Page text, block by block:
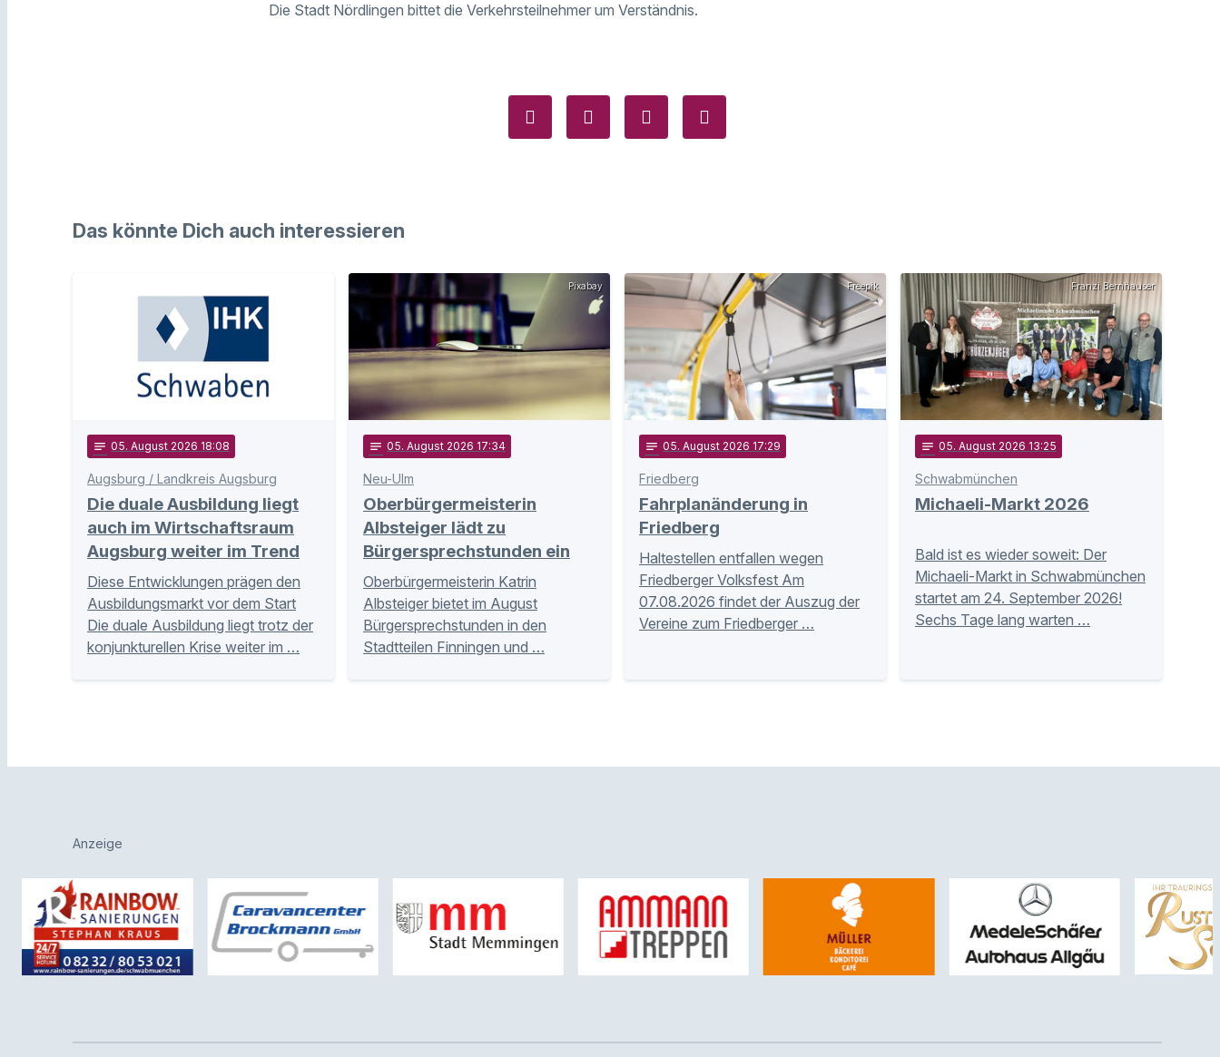
Die Stadt Nördlingen bittet die Verkehrsteilnehmer um Verständnis.
Das könnte Dich auch interessieren
notes 05. August 2026 18:08
Augsburg / Landkreis Augsburg
Die duale Ausbildung liegt
auch im Wirtschaftsraum
Augsburg weiter im Trend
Diese Entwicklungen prägen den
Ausbildungsmarkt vor dem Start
Die duale Ausbildung liegt trotz der
konjunkturellen Krise weiter im …
Pixabay
notes 05. August 2026 17:34
Neu-Ulm
Oberbürgermeisterin
Albsteiger lädt zu
Bürgersprechstunden ein
Oberbürgermeisterin Katrin
Albsteiger bietet im August
Bürgersprechstunden in den
Stadtteilen Finningen und …
Freepik
notes 05. August 2026 17:29
Friedberg
Fahrplanänderung in
Friedberg
Haltestellen entfallen wegen
Friedberger Volksfest Am
07.08.2026 findet der Auszug der
Vereine zum Friedberger …
Franzi Bernhauser
notes 05. August 2026 13:25
Schwabmünchen
Michaeli-Markt 2026
Bald ist es wieder soweit: Der
Michaeli-Markt in Schwabmünchen
startet am 24. September 2026!
Sechs Tage lang warten …
Anzeige